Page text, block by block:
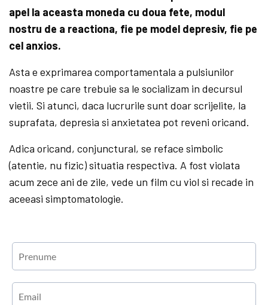
apel la aceasta moneda cu doua fete, modul
nostru de a reactiona, fie pe model depresiv, fie pe
cel anxios.
Asta e exprimarea comportamentala a pulsiunilor
noastre pe care trebuie sa le socializam in decursul
vietii. Si atunci, daca lucrurile sunt doar scrijelite, la
suprafata, depresia si anxietatea pot reveni oricand.
Adica oricand, conjunctural, se reface simbolic
(atentie, nu fizic) situatia respectiva. A fost violata
acum zece ani de zile, vede un film cu viol si recade in
aceeasi simptomatologie.